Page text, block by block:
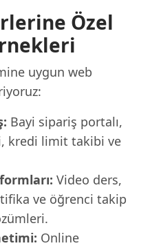
Özel
uygun web
Bayi sipariş portalı,
kredi limit takibi ve
Video ders,
ve öğrenci takip
Online